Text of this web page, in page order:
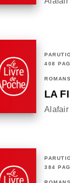
408
ROMANS
LA
Alafair
384